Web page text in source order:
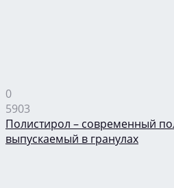
0
5903
Полистирол – современный
выпускаемый в гранулах